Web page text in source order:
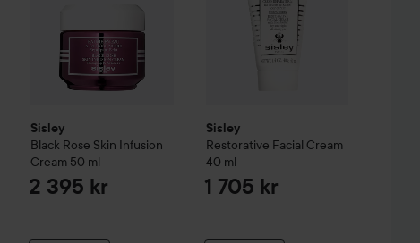
Sisley
Black Rose Skin Infusion
Cream 50 ml
2 395 kr
Sisley
Restorative Facial Cream
40 ml
1 705 kr